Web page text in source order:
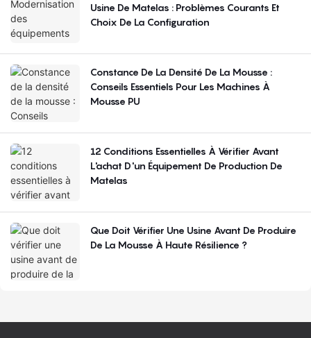
Usine De Matelas : Problèmes Courants Et
Choix De La Configuration
Constance De La Densité De La Mousse :
Conseils Essentiels Pour Les Machines À
Mousse PU
12 Conditions Essentielles À Vérifier Avant
L'achat D'un Équipement De Production De
Matelas
Que Doit Vérifier Une Usine Avant De Produire
De La Mousse À Haute Résilience ?